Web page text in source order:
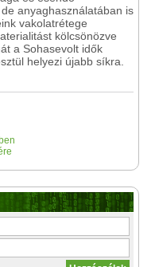
anyaghasználatában is
vakolatrétege
kölcsönözve
a Sohasevolt idők
helyezi újabb síkra.